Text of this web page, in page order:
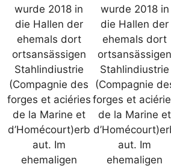
wurde 2018 in
die Hallen der
ehemals dort
ortsansässigen
Stahlindiustrie
(Compagnie des
forges et aciéries
de la Marine et
d’Homécourt)erb
aut. Im
ehemaligen
wurde 2018 in
die Hallen der
ehemals dort
ortsansässigen
Stahlindiustrie
(Compagnie
forges et
de la Marine et
aut. Im
ehemaligen